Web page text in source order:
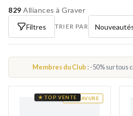
829 Alliances à Graver
Filtres
TRIER PAR
Membres du Club : -50% sur tous
GRAVURE
★ TOP VENTE